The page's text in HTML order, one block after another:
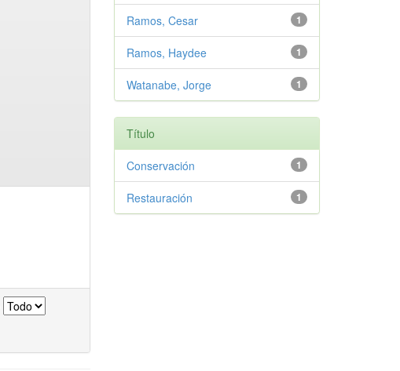
1
Ramos, Cesar
1
Ramos, Haydee
1
Watanabe, Jorge
Título
1
Conservación
1
Restauración